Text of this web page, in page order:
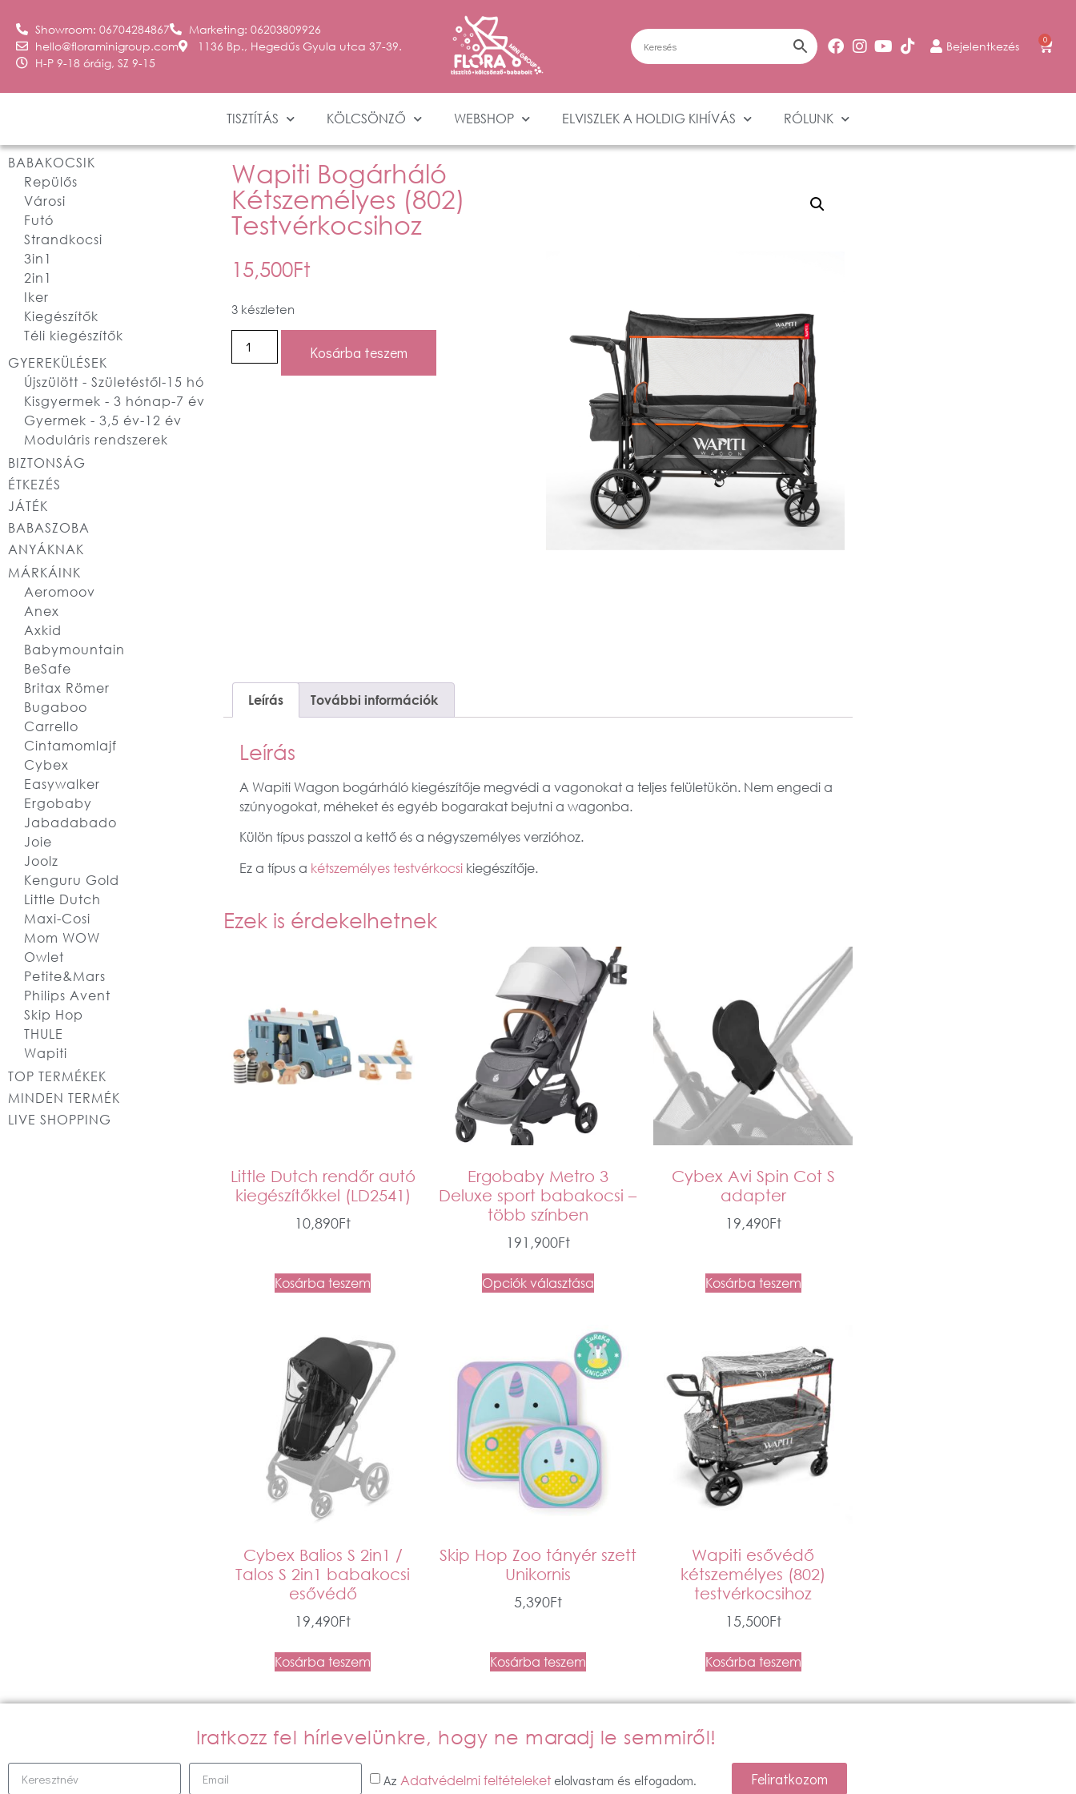
Showroom: 06704284867
Marketing: 06203809926
hello@floraminigroup.com
1136 Bp., Hegedűs Gyula utca 37-39.
H-P 9-18 óráig, SZ 9-15
Bejelentkezés 0
TISZTÍTÁS KÖLCSÖNZŐ WEBSHOP ELVISZLEK A HOLDIG KIHÍVÁS RÓLUNK
BABAKOCSIK
Repülős
Városi
Futó
Strandkocsi
3in1
2in1
Iker
Kiegészítők
Téli kiegészítők
GYEREKÜLÉSEK
Újszülött - Születéstől-15 hó
Kisgyermek - 3 hónap-7 év
Gyermek - 3,5 év-12 év
Moduláris rendszerek
BIZTONSÁG
ÉTKEZÉS
JÁTÉK
BABASZOBA
ANYÁKNAK
MÁRKÁINK
Aeromoov
Anex
Axkid
Babymountain
BeSafe
Britax Römer
Bugaboo
Carrello
Cintamomlajf
Cybex
Easywalker
Ergobaby
Jabadabado
Joie
Joolz
Kenguru Gold
Little Dutch
Maxi-Cosi
Mom WOW
Owlet
Petite&Mars
Philips Avent
Skip Hop
THULE
Wapiti
TOP TERMÉKEK
MINDEN TERMÉK
LIVE SHOPPING
Wapiti Bogárháló
Kétszemélyes (802)
Testvérkocsihoz
15,500Ft
3 készleten
Kosárba teszem
Leírás További információk
Leírás
A Wapiti Wagon bogárháló kiegészítője megvédi a vagonokat a teljes felületükön. Nem engedi a
szúnyogokat, méheket és egyéb bogarakat bejutni a wagonba.
Külön típus passzol a kettő és a négyszemélyes verzióhoz.
Ez a típus a kétszemélyes testvérkocsi kiegészítője.
Ezek is érdekelhetnek
Little Dutch rendőr autó
kiegészítőkkel (LD2541)
10,890Ft
Kosárba teszem
Ergobaby Metro 3
Deluxe sport babakocsi –
több színben
191,900Ft
Opciók választása
Cybex Avi Spin Cot S
adapter
19,490Ft
Kosárba teszem
Cybex Balios S 2in1 /
Talos S 2in1 babakocsi
esővédő
19,490Ft
Kosárba teszem
Skip Hop Zoo tányér szett
Unikornis
5,390Ft
Kosárba teszem
Wapiti esővédő
kétszemélyes (802)
testvérkocsihoz
15,500Ft
Kosárba teszem
Iratkozz fel hírlevelünkre, hogy ne maradj le semmiről!
Az Adatvédelmi feltételeket elolvastam és elfogadom. Feliratkozom